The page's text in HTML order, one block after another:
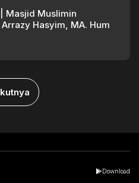
| Masjid Muslimin
Hasyim, MA. Hum
Download